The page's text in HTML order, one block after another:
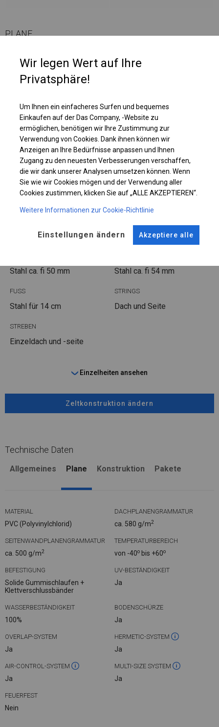
PLANE
Zelte mit dieser Art von Wänden sind ab einer Seitenwandhöhe von 2,5 m
erhältlich. Im oberen Teil der Seitenwände sind runde Fenster mit einer
Größe von ca. 50 cm angebracht. Dank dieser Platzierung ist das Innere
Einzelheiten ansehen
Plane ändern
Stahl ca. fi 50 mm Stahl ca. fi 54 mm
FUSS
Stahl für 14 cm
STRINGS
Dach und Seite
STREBEN
Einzeldach und -seite
Einzelheiten ansehen
Zeltkonstruktion ändern
Technische Daten
Allgemeines Plane Konstruktion Pakete
MATERIAL
PVC (Polyvinylchlorid)
DACHPLANENGRAMMATUR
ca. 580 g/m2
SEITENWANDPLANENGRAMMATUR
ca. 500 g/m2
TEMPERATURBEREICH
von -40o bis +60o
BEFESTIGUNG
Solide Gummischlaufen +
Klettverschlussbänder
UV-BESTÄNDIGKEIT
Ja
WASSERBESTÄNDIGKEIT
100%
BODENSCHÜRZE
Ja
OVERLAP-SYSTEM
Ja
HERMETIC-SYSTEM
Ja
AIR-CONTROL-SYSTEM
Ja
MULTI-SIZE SYSTEM
Ja
FEUERFEST
Nein
Wir legen Wert auf Ihre
Privatsphäre!
Um Ihnen ein einfacheres Surfen und bequemes
Einkaufen auf der Das Company, -Website zu
ermöglichen, benötigen wir Ihre Zustimmung zur
Verwendung von Cookies. Dank ihnen können wir
Anzeigen an Ihre Bedürfnisse anpassen und Ihnen
Zugang zu den neuesten Verbesserungen verschaffen,
die wir dank unserer Analysen umsetzen können. Wenn
Sie wie wir Cookies mögen und der Verwendung aller
Cookies zustimmen, klicken Sie auf „ALLE AKZEPTIEREN“.
Weitere Informationen zur Cookie-Richtlinie
Einstellungen ändern Akzeptiere alle